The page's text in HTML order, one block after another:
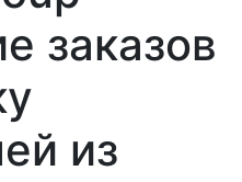
заказов
из